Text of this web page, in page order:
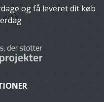
og få leveret dit køb